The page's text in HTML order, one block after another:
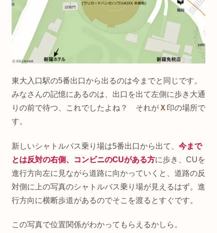
東大入口駅の5番出口から出るのは今までと同じです。
みなさんの記憶にあるのは、出口を出て左側に歩き大通
りの前で待つ、これでしたよね？ それが Ｘ 印の場所で
す。
新しいシャトルバス乗り場は5番出口から出て、 今まで
とは反対の右側、コンビニのCUがある方に歩き、CUを
進行方向左に見ながら道路に向かっていくと、道路の反
対側に上の写真のシャトルバス乗り場が見えるはず。進
行方向に横断歩道があるのでそこを渡るとすぐです。
この写真で位置関係がわかってもらえるかしら。